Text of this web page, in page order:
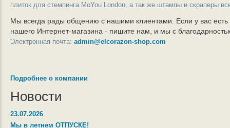
плиток для стемпинга MoYou London, а так же штампы и скраперы
Мы всегда рады общению с нашими клиентами. Если у вас
нашего Интернет-магазина - пишите нам, и мы с
Электронная почта: admin@elcorazon-shop.com
Подробнее о компании
Новости
23.07.2026
Мы в летнем ОТПУСКЕ!